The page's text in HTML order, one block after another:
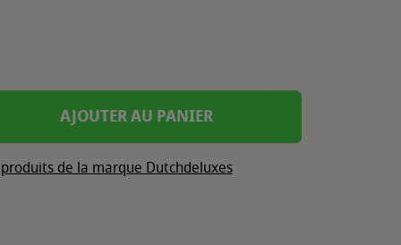
AJOUTER AU PANIER
de la marque Dutchdeluxes